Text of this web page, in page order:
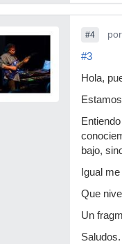
#4 por
#3
Hola,
bajo,
Igual
Que
Un
Saludos.